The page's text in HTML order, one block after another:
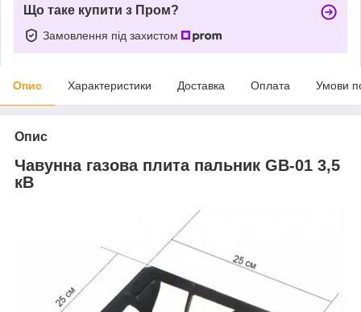
Що таке купити з Пром?
Замовлення під захистом
Опис Характеристики Доставка Оплата Умови
Опис
Чавунна газова плита пальник GB-01 3,5
кВ